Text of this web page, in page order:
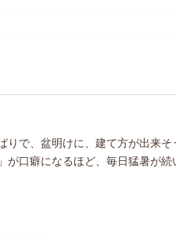
りで、盆明けに、建て方が出来そ
が口癖になるほど、毎日猛暑が続